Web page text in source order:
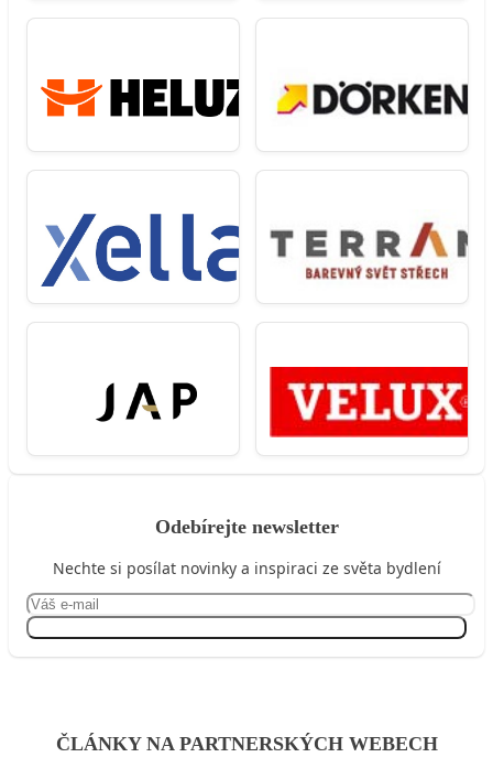
Odebírejte newsletter
Nechte si posílat novinky a inspiraci ze světa bydlení
ČLÁNKY NA PARTNERSKÝCH WEBECH